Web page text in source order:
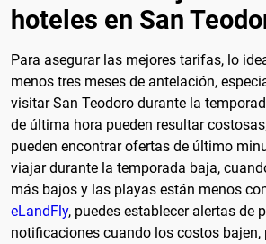
hoteles en San
Para asegurar las mejores tarifas, lo
menos tres meses de antelación,
visitar San Teodoro durante la
de última hora pueden resultar
pueden encontrar ofertas de último
viajar durante la temporada baja,
más bajos y las playas están menos
eLandFly, puedes establecer alertas de
notificaciones cuando los costos bajen,